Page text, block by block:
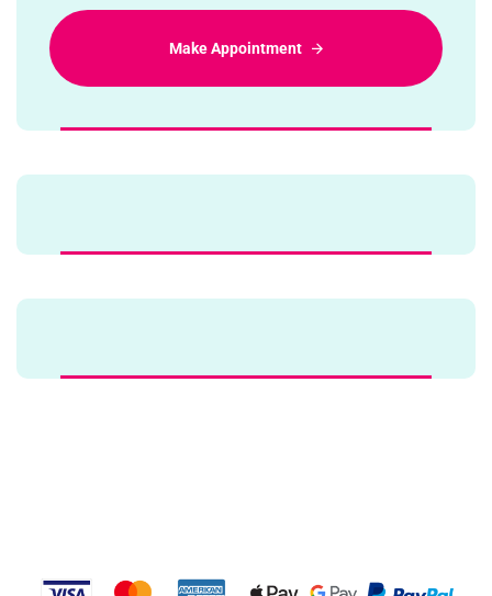
Make Appointment